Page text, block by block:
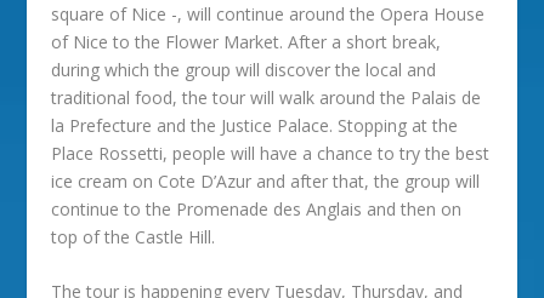
square of Nice -, will continue around the Opera House
of Nice to the Flower Market. After a short break,
during which the group will discover the local and
traditional food, the tour will walk around the Palais de
la Prefecture and the Justice Palace. Stopping at the
Place Rossetti, people will have a chance to try the best
ice cream on Cote D’Azur and after that, the group will
continue to the Promenade des Anglais and then on
top of the Castle Hill.
The tour is happening every Tuesday, Thursday, and